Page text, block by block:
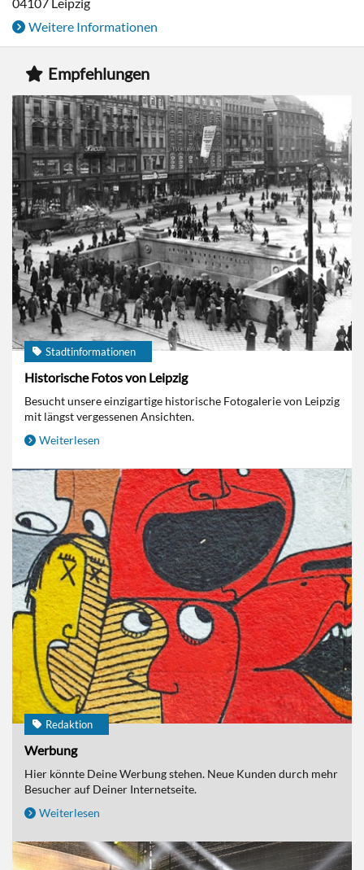
Weitere Informationen
Empfehlungen
Stadtinformationen
Historische Fotos von Leipzig
Besucht unsere einzigartige historische Fotogalerie von Leipzig
mit längst vergessenen Ansichten.
Weiterlesen
Redaktion
Werbung
Hier könnte Deine Werbung stehen. Neue Kunden durch mehr
Besucher auf Deiner Internetseite.
Weiterlesen